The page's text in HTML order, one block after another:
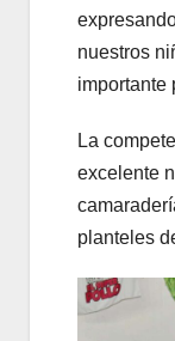
nuestros
importante
La
excelente
planteles